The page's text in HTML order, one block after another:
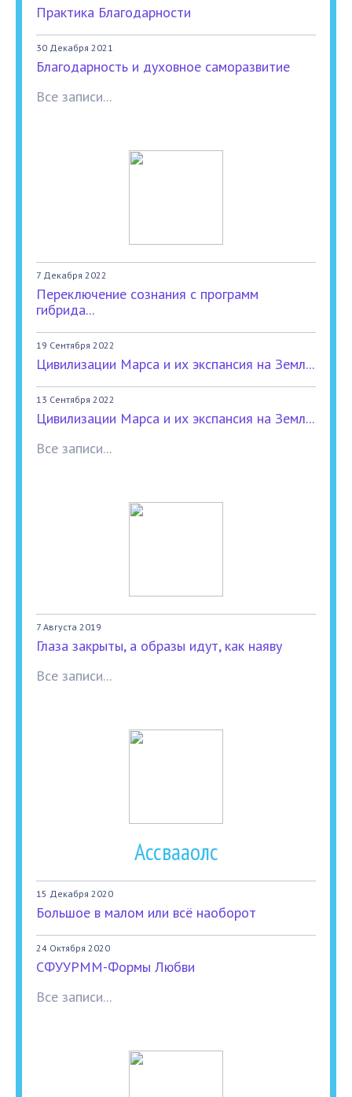
Практика Благодарности
30 Декабря 2021
Благодарность и духовное саморазвитие
Все записи...
7 Декабря 2022
Переключение сознания с программ
гибрида...
19 Сентября 2022
Цивилизации Марса и их экспансия на Земл...
13 Сентября 2022
Цивилизации Марса и их экспансия на Земл...
Все записи...
7 Августа 2019
Глаза закрыты, а образы идут, как наяву
Все записи...
Ассвааолс
15 Декабря 2020
Большое в малом или всё наоборот
24 Октября 2020
СФУУРММ-Формы Любви
Все записи...